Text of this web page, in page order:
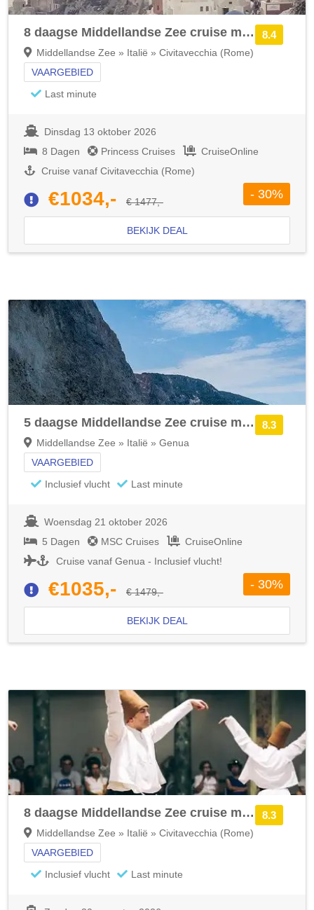
8.4
8 daagse Middellandse Zee cruise met de Enchanted Princess
Middellandse Zee » Italië » Civitavecchia (Rome)
VAARGEBIED
Last minute
Dinsdag 13 oktober 2026
8 Dagen
Princess Cruises
CruiseOnline
Cruise vanaf Civitavecchia (Rome)
€1034,- € 1477,-
- 30%
BEKIJK DEAL
8.3
5 daagse Middellandse Zee cruise met de MSC Magnifica
Middellandse Zee » Italië » Genua
VAARGEBIED
Inclusief vlucht
Last minute
Woensdag 21 oktober 2026
5 Dagen
MSC Cruises
CruiseOnline
Cruise vanaf Genua - Inclusief vlucht!
€1035,- € 1479,-
- 30%
BEKIJK DEAL
8.3
8 daagse Middellandse Zee cruise met de Odyssey of the Seas
Middellandse Zee » Italië » Civitavecchia (Rome)
VAARGEBIED
Inclusief vlucht
Last minute